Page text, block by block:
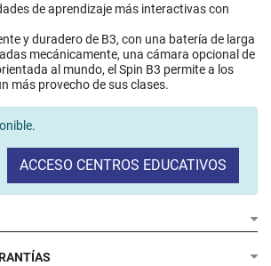
de aprendizaje más interactivas con
y duradero de B3, con una batería de larga
mecánicamente, una cámara opcional de
al mundo, el Spin B3 permite a los
más provecho de sus clases.
ACCESO CENTROS EDUCATIVOS